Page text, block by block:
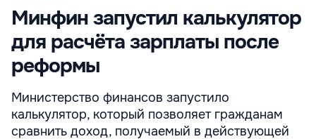
Минфин запустил калькулятор
для расчёта зарплаты после
реформы
Министерство финансов запустило
калькулятор, который позволяет гражданам
сравнить доход, получаемый в действующей